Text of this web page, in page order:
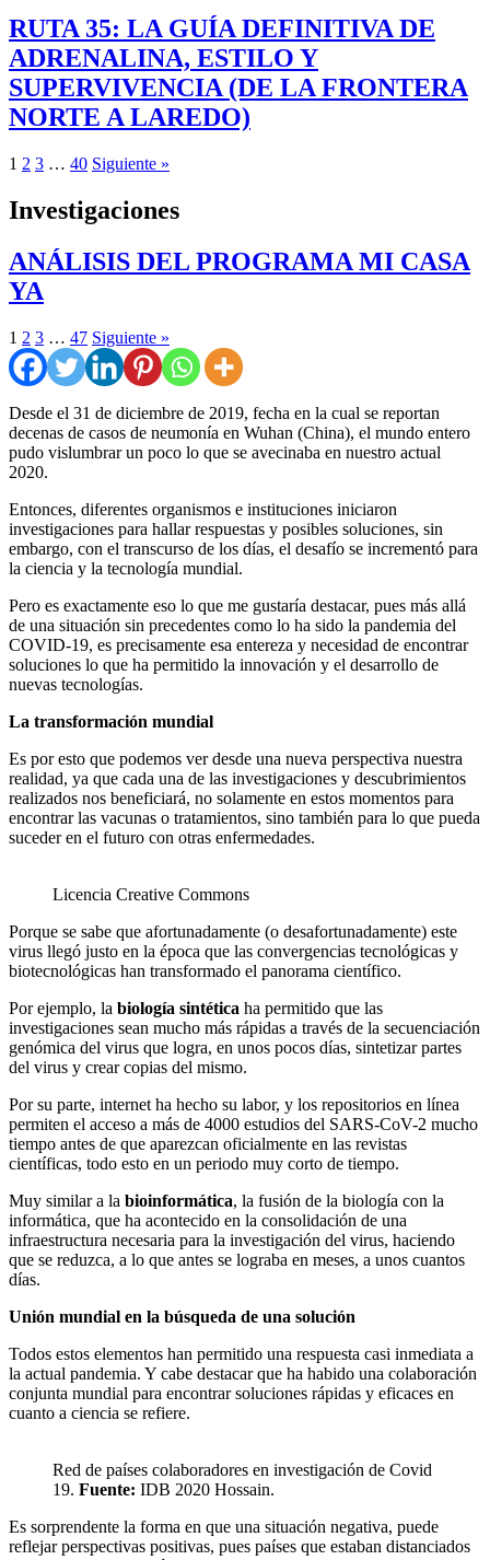
RUTA 35: LA GUÍA DEFINITIVA DE
ADRENALINA, ESTILO Y
SUPERVIVENCIA (DE LA FRONTERA
NORTE A LAREDO)
1 2 3 … 40 Siguiente »
Investigaciones
ANÁLISIS DEL PROGRAMA MI CASA
YA
1 2 3 … 47 Siguiente »
Desde el 31 de diciembre de 2019, fecha en la cual se reportan
decenas de casos de neumonía en Wuhan (China), el mundo entero
pudo vislumbrar un poco lo que se avecinaba en nuestro actual
2020.
Entonces, diferentes organismos e instituciones iniciaron
investigaciones para hallar respuestas y posibles soluciones, sin
embargo, con el transcurso de los días, el desafío se incrementó para
la ciencia y la tecnología mundial.
Pero es exactamente eso lo que me gustaría destacar, pues más allá
de una situación sin precedentes como lo ha sido la pandemia del
COVID-19, es precisamente esa entereza y necesidad de encontrar
soluciones lo que ha permitido la innovación y el desarrollo de
nuevas tecnologías.
La transformación mundial
Es por esto que podemos ver desde una nueva perspectiva nuestra
realidad, ya que cada una de las investigaciones y descubrimientos
realizados nos beneficiará, no solamente en estos momentos para
encontrar las vacunas o tratamientos, sino también para lo que pueda
suceder en el futuro con otras enfermedades.
Licencia Creative Commons
Porque se sabe que afortunadamente (o desafortunadamente) este
virus llegó justo en la época que las convergencias tecnológicas y
biotecnológicas han transformado el panorama científico.
Por ejemplo, la biología sintética ha permitido que las
investigaciones sean mucho más rápidas a través de la secuenciación
genómica del virus que logra, en unos pocos días, sintetizar partes
del virus y crear copias del mismo.
Por su parte, internet ha hecho su labor, y los repositorios en línea
permiten el acceso a más de 4000 estudios del SARS-CoV-2 mucho
tiempo antes de que aparezcan oficialmente en las revistas
científicas, todo esto en un periodo muy corto de tiempo.
Muy similar a la bioinformática, la fusión de la biología con la
informática, que ha acontecido en la consolidación de una
infraestructura necesaria para la investigación del virus, haciendo
que se reduzca, a lo que antes se lograba en meses, a unos cuantos
días.
Unión mundial en la búsqueda de una solución
Todos estos elementos han permitido una respuesta casi inmediata a
la actual pandemia. Y cabe destacar que ha habido una colaboración
conjunta mundial para encontrar soluciones rápidas y eficaces en
cuanto a ciencia se refiere.
Red de países colaboradores en investigación de Covid
19. Fuente: IDB 2020 Hossain.
Es sorprendente la forma en que una situación negativa, puede
reflejar perspectivas positivas, pues países que estaban distanciados